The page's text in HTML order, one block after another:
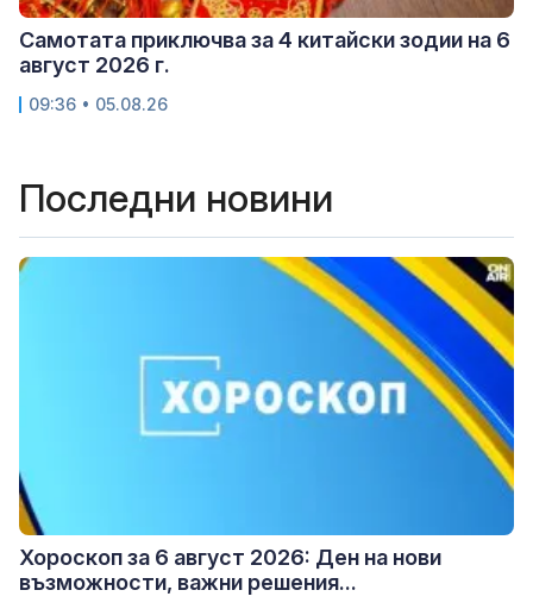
Самотата приключва за 4 китайски зодии на 6
август 2026 г.
09:36 • 05.08.26
Последни новини
Хороскоп за 6 август 2026: Ден на нови
възможности, важни решения...